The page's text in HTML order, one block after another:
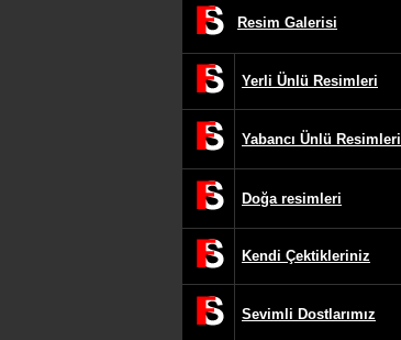
Resim Galerisi
Yerli Ünlü Resimleri
Yabancı Ünlü Resimleri
Doğa resimleri
Kendi Çektikleriniz
Sevimli Dostlarımız